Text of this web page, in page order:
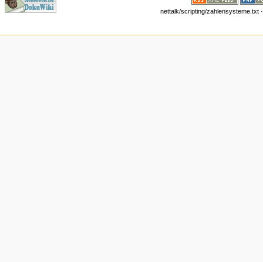
nettalk/scripting/zahlensysteme.txt